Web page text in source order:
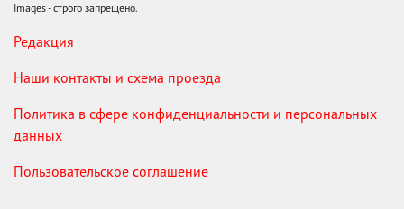
Images - строго запрещено.
Редакция
Наши контакты и схема проезда
Политика в сфере конфиденциальности и персональных
данных
Пользовательское соглашение